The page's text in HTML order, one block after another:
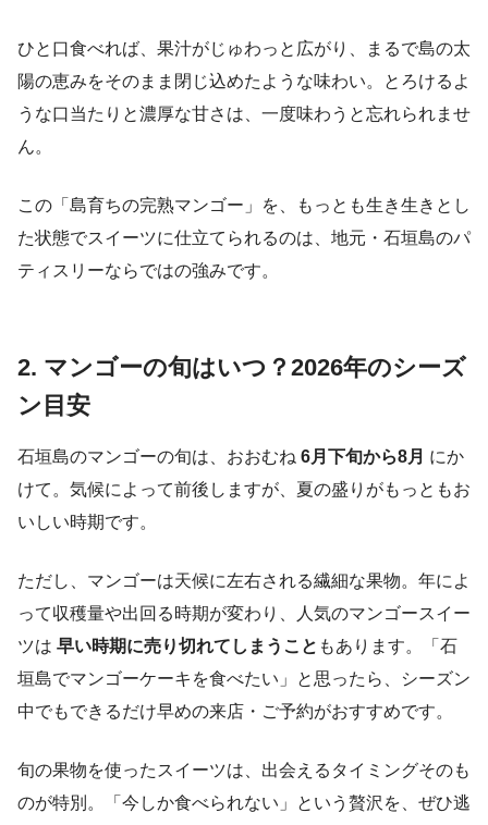
ひと口食べれば、果汁がじゅわっと広がり、まるで島の太
陽の恵みをそのまま閉じ込めたような味わい。とろけるよ
うな口当たりと濃厚な甘さは、一度味わうと忘れられませ
ん。
この「島育ちの完熟マンゴー」を、もっとも生き生きとし
た状態でスイーツに仕立てられるのは、地元・石垣島のパ
ティスリーならではの強みです。
2. マンゴーの旬はいつ？2026年のシーズ
ン目安
石垣島のマンゴーの旬は、おおむね 6月下旬から8月 にか
けて。気候によって前後しますが、夏の盛りがもっともお
いしい時期です。
ただし、マンゴーは天候に左右される繊細な果物。年によ
って収穫量や出回る時期が変わり、人気のマンゴースイー
ツは 早い時期に売り切れてしまうこと もあります。「石
垣島でマンゴーケーキを食べたい」と思ったら、シーズン
中でもできるだけ早めの来店・ご予約がおすすめです。
旬の果物を使ったスイーツは、出会えるタイミングそのも
のが特別。「今しか食べられない」という贅沢を、ぜひ逃